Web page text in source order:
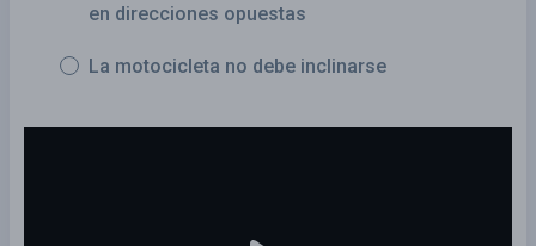
en direcciones opuestas
La motocicleta no debe inclinarse